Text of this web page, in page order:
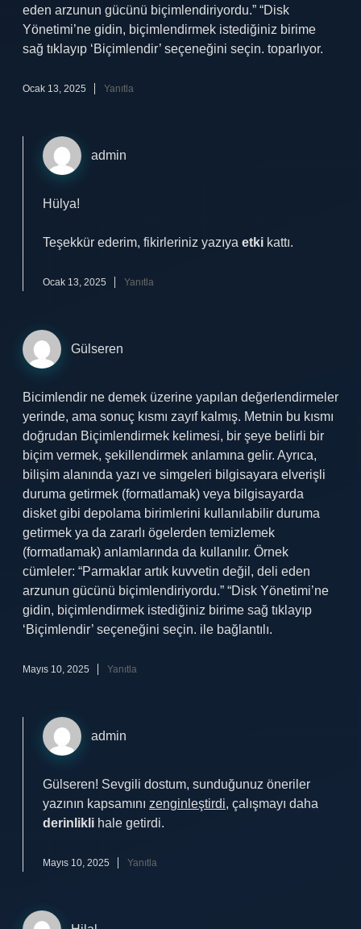
eden arzunun gücünü biçimlendiriyordu.” “Disk
Yönetimi’ne gidin, biçimlendirmek istediğiniz birime
sağ tıklayıp ‘Biçimlendir’ seçeneğini seçin. toparlıyor.
Ocak 13, 2025 Yanıtla
admin
Hülya!
Teşekkür ederim, fikirleriniz yazıya etki kattı.
Ocak 13, 2025 Yanıtla
Gülseren
Bicimlendir ne demek üzerine yapılan değerlendirmeler
yerinde, ama sonuç kısmı zayıf kalmış. Metnin bu kısmı
doğrudan Biçimlendirmek kelimesi, bir şeye belirli bir
biçim vermek, şekillendirmek anlamına gelir. Ayrıca,
bilişim alanında yazı ve simgeleri bilgisayara elverişli
duruma getirmek (formatlamak) veya bilgisayarda
disket gibi depolama birimlerini kullanılabilir duruma
getirmek ya da zararlı ögelerden temizlemek
(formatlamak) anlamlarında da kullanılır. Örnek
cümleler: “Parmaklar artık kuvvetin değil, deli eden
arzunun gücünü biçimlendiriyordu.” “Disk Yönetimi’ne
gidin, biçimlendirmek istediğiniz birime sağ tıklayıp
‘Biçimlendir’ seçeneğini seçin. ile bağlantılı.
Mayıs 10, 2025 Yanıtla
admin
Gülseren! Sevgili dostum, sunduğunuz öneriler
yazının kapsamını zenginleştirdi, çalışmayı daha
derinlikli hale getirdi.
Mayıs 10, 2025 Yanıtla